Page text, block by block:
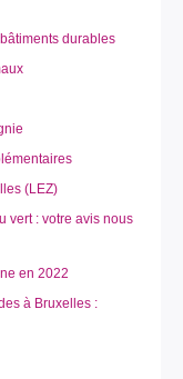
durables
(LEZ)
vert : votre avis nous
en 2022
à Bruxelles :